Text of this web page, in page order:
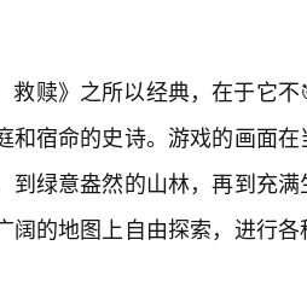
救赎》之所以经典，在于它
和宿命的史诗。游戏的画面在
到绿意盎然的山林，再到充
阔的地图上自由探索，进行